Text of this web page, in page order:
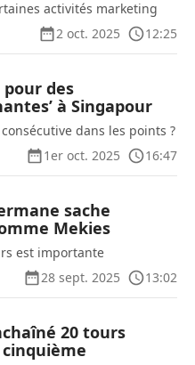
activités marketing
2 oct. 2025
12:25
pour des
à Singapour
dans les points ?
1er oct. 2025
16:47
sache
Mekies
est importante
28 sept. 2025
13:02
20 tours